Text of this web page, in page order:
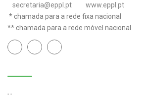
secretaria@eppl.pt
www.eppl.pt
* chamada para a rede fixa nacional
** chamada para a rede móvel nacional